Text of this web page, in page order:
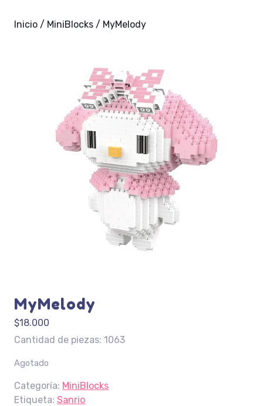
Inicio / MiniBlocks / MyMelody
MyMelody
$18.000
Cantidad de piezas: 1063
Agotado
Categoría: MiniBlocks
Etiqueta: Sanrio